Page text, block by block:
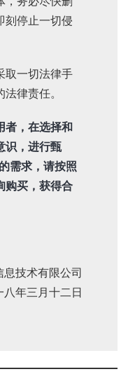
刻停止一切侵
取一切法律手
律责任。
者，在选择和
识，进行甄
需求，请按照
购买，获得合
技术有限公司
八年三月十二日